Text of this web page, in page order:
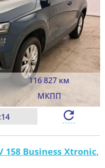
116 827 км
МКПП
158 Business Xtronic,